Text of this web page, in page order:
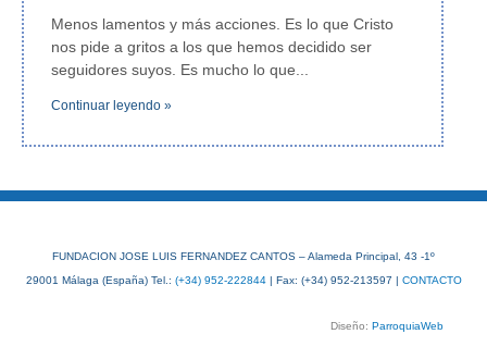
Menos lamentos y más acciones. Es lo que Cristo
nos pide a gritos a los que hemos decidido ser
seguidores suyos. Es mucho lo que
Continuar leyendo »
FUNDACION JOSE LUIS FERNANDEZ CANTOS – Alameda Principal, 43 -1º
29001 Málaga (España) Tel.: (+34) 952-222844| Fax: (+34) 952-213597 | CONTACTO
Diseño: ParroquiaWeb